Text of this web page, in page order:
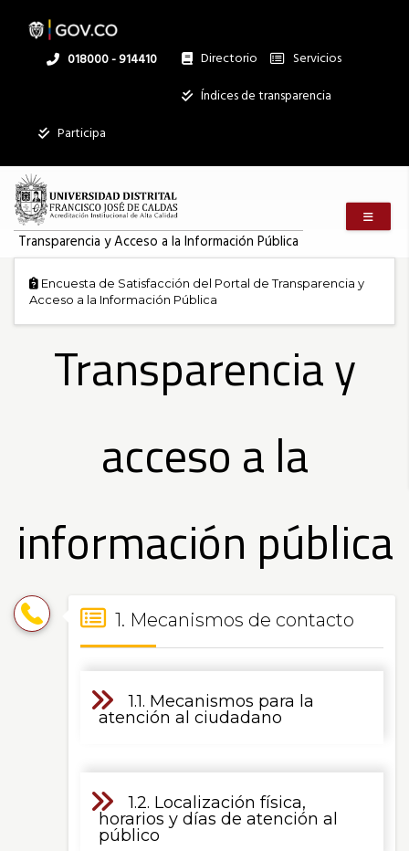
Transparencia
Acceso
a
la
Información
Pública
Transparencia
y
Acceso
Información
contenido
Linea
018000 - 914410 Directorio
Institucional
Servicios
Índices de transparencia
Participa
Transparencia y Acceso a la Información Pública
Encuesta de Satisfacción del Portal de Transparencia y
Acceso a la Información Pública
Transparencia y
acceso a la
información pública
Índices
Transparencia
Acceso
1. Mecanismos de contacto
1.1. Mecanismos para la
atención al ciudadano
1.2. Localización física,
horarios y días de atención al
público